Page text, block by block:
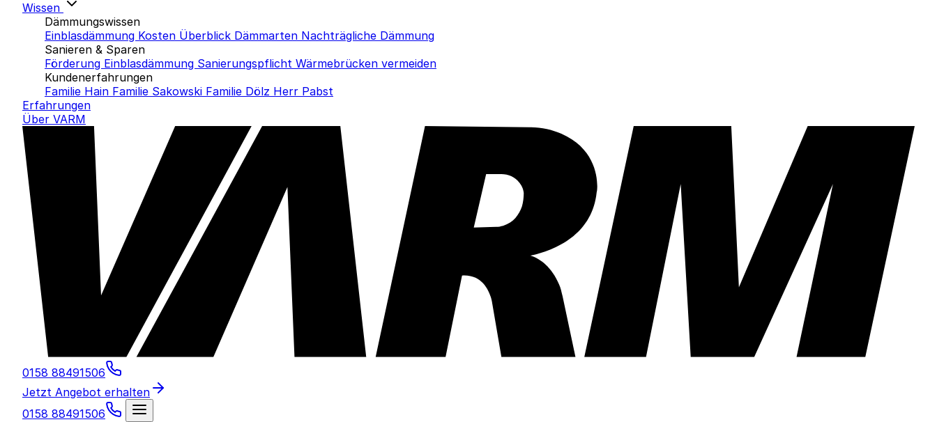
Wissen
Dämmungswissen
Einblasdämmung Kosten Überblick Dämmarten Nachträgliche Dämmung
Sanieren & Sparen
Förderung Einblasdämmung Sanierungspflicht Wärmebrücken vermeiden
Kundenerfahrungen
Familie Hain Familie Sakowski Familie Dölz Herr Pabst
Erfahrungen
Über VARM
0158 88491506
Jetzt Angebot erhalten
0158 88491506